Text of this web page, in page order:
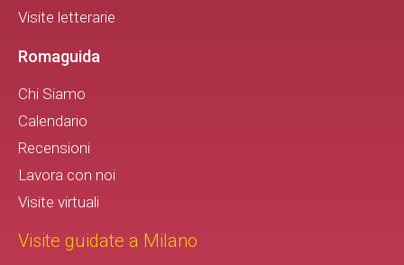
Visite letterarie
Romaguida
Chi Siamo
Calendario
Recensioni
Lavora con noi
Visite virtuali
Visite guidate a Milano